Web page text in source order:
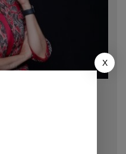
Penggalangan Dana
X